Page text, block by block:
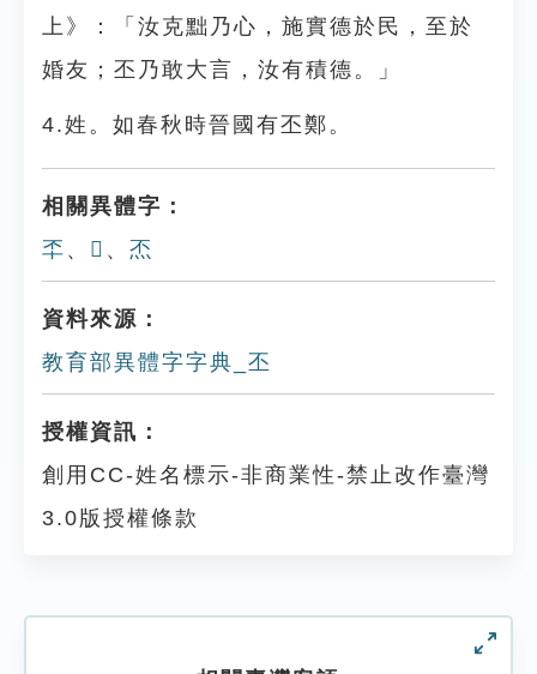
上》：「汝克黜乃心，施實德於民，至於
婚友；丕乃敢大言，汝有積德。」
4.姓。如春秋時晉國有丕鄭。
相關異體字：
㔻 、 𠦓 、 㶨
資料來源：
教育部異體字字典_丕
授權資訊：
創用CC-姓名標示-非商業性-禁止改作臺灣
3.0版授權條款